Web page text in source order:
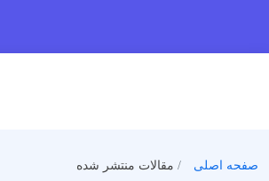
صفحه اصلی مقالات منتشر شده